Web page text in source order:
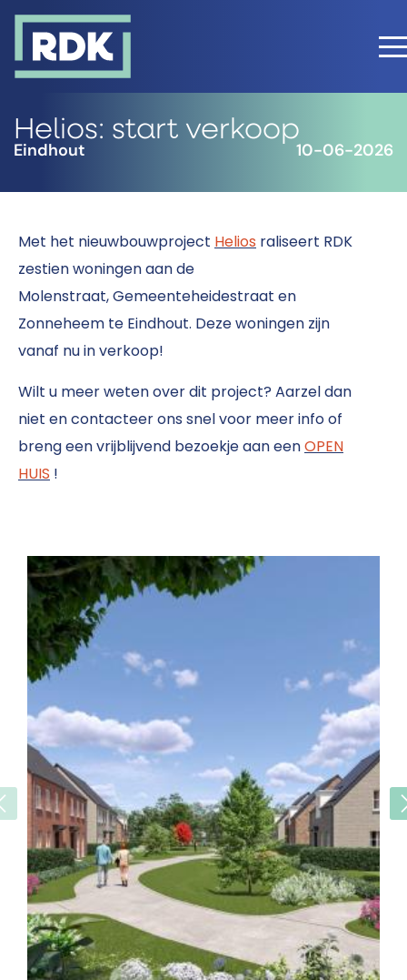
Helios: start verkoop
Eindhout 10-06-2026
Met het nieuwbouwproject Helios raliseert RDK
zestien woningen aan de
Molenstraat, Gemeenteheidestraat en
Zonneheem te Eindhout. Deze woningen zijn
vanaf nu in verkoop!
Wilt u meer weten over dit project? Aarzel dan
niet en contacteer ons snel voor meer info of
breng een vrijblijvend bezoekje aan eenOPEN
HUIS !